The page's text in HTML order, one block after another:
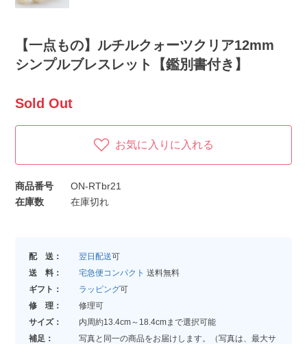
【一点もの】ルチルクォーツクリア12mm
シンプルブレスレット【鑑別書付き】
Sold Out
お気に入りに入れる
商品番号
ON-RTbr21
在庫数
在庫切れ
配 送： 翌日配送可
送 料：
宅急便コンパクト 送料無料
ギフト：
ラッピング可
修 理：
修理可
サイズ：
内周約13.4cm～18.4cmまで選択可能
補足：
写真と同一の商品をお届けします。（写真は、最大サ